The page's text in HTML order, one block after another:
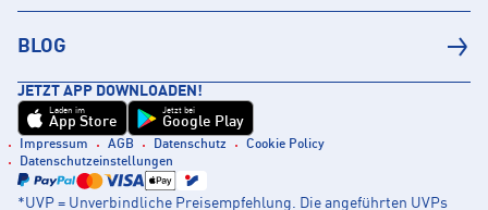
BLOG
JETZT APP DOWNLOADEN!
Laden im
App Store
Jetzt bei
Google Play
Impressum AGB Datenschutz
Cookie Policy
Datenschutzeinstellungen
*UVP = Unverbindliche Preisempfehlung. Die angeführten UVPs